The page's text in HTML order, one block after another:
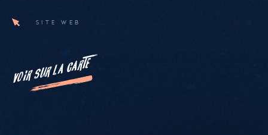
SITE WEB
VOIR SUR LA CARTE